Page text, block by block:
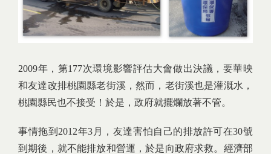
2009年，第177次環境影響評估大會做出決議，要華映
和友達改排桃園縣老街溪，然而，老街溪也是灌溉水，
桃園縣民也不接受！於是，政府就擺爛放著不管。
事情拖到2012年3月，友達害怕自己的排放許可在30號
到期後，就不能排放和營運，於是向政府求救。經濟部